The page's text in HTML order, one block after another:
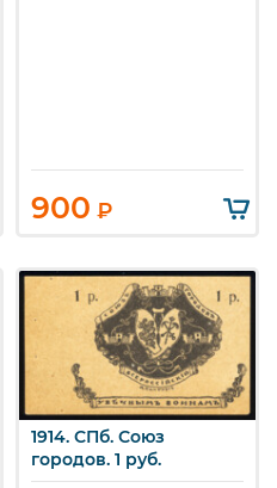
900 ₽
1914. СПб. Союз
городов. 1 руб.